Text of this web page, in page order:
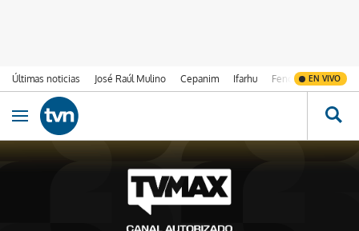
Últimas noticias José Raúl Mulino Cepanim Ifarhu Fenómeno de El
EN VIVO
Ir al contenido
Obrir navegació